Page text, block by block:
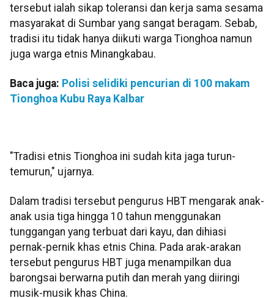
tersebut ialah sikap toleransi dan kerja sama sesama
masyarakat di Sumbar yang sangat beragam. Sebab,
tradisi itu tidak hanya diikuti warga Tionghoa namun
juga warga etnis Minangkabau.
Baca juga: Polisi selidiki pencurian di 100 makam
Tionghoa Kubu Raya Kalbar
"Tradisi etnis Tionghoa ini sudah kita jaga turun-
temurun," ujarnya.
Dalam tradisi tersebut pengurus HBT mengarak anak-
anak usia tiga hingga 10 tahun menggunakan
tunggangan yang terbuat dari kayu, dan dihiasi
pernak-pernik khas etnis China. Pada arak-arakan
tersebut pengurus HBT juga menampilkan dua
barongsai berwarna putih dan merah yang diiringi
musik-musik khas China.